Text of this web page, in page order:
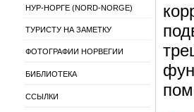
НУР-НОРГЕ (NORD-NORGE)
ТУРИСТУ НА ЗАМЕТКУ
ФОТОГРАФИИ НОРВЕГИИ
БИБЛИОТЕКА
ССЫЛКИ